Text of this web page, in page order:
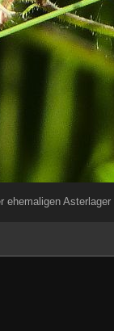
ehemaligen